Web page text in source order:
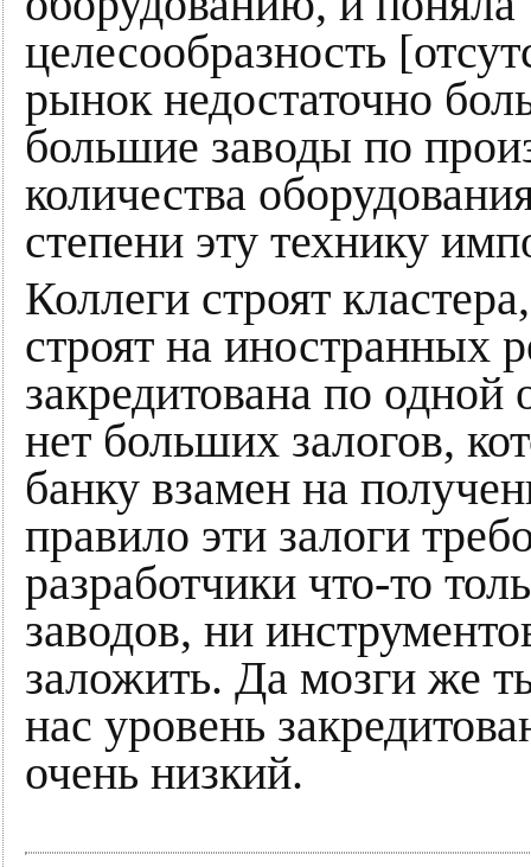
целесообразность
рынок недостаточно
большие заводы по
количества
степени эту технику
Коллеги строят
строят на иностранных
закредитована по
нет больших залогов,
банку взамен на
правило эти залоги
разработчики что-то
заводов, ни
заложить. Да мозги же
нас уровень
очень низкий.